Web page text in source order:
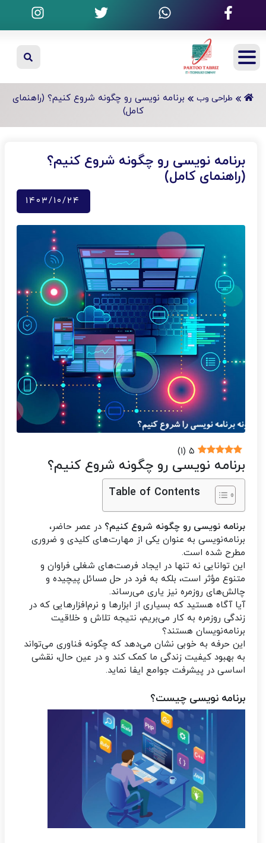
طراحی وب
برنامه‌ نویسی رو چگونه شروع کنیم؟ (راهنمای
کامل)
برنامه‌ نویسی رو چگونه شروع کنیم؟
(راهنمای کامل)
۱۴۰۳/۱۰/۲۴
۵ (۱)
برنامه‌ نویسی رو چگونه شروع کنیم؟
Table of Contents
برنامه‌ نویسی رو چگونه شروع کنیم؟ در عصر حاضر،
برنامه‌نویسی به عنوان یکی از مهارت‌های کلیدی و ضروری
مطرح شده است.
این توانایی نه تنها در ایجاد فرصت‌های شغلی فراوان و
متنوع مؤثر است، بلکه به فرد در حل مسائل پیچیده و
چالش‌های روزمره نیز یاری می‌رساند.
آیا آگاه هستید که بسیاری از ابزارها و نرم‌افزارهایی که در
زندگی روزمره به کار می‌بریم، نتیجه تلاش و خلاقیت
برنامه‌نویسان هستند؟
این حرفه به خوبی نشان می‌دهد که چگونه فناوری می‌تواند
به بهبود کیفیت زندگی ما کمک کند و در عین حال، نقشی
اساسی در پیشرفت جوامع ایفا نماید.
برنامه‌ نویسی چیست؟